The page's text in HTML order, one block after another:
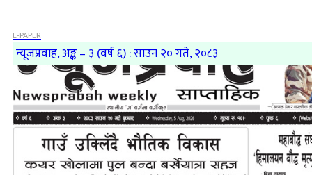
E-PAPER
न्यूजप्रवाह, अङ्क – ३ (वर्ष ६) : साउन २० गते, २०८३